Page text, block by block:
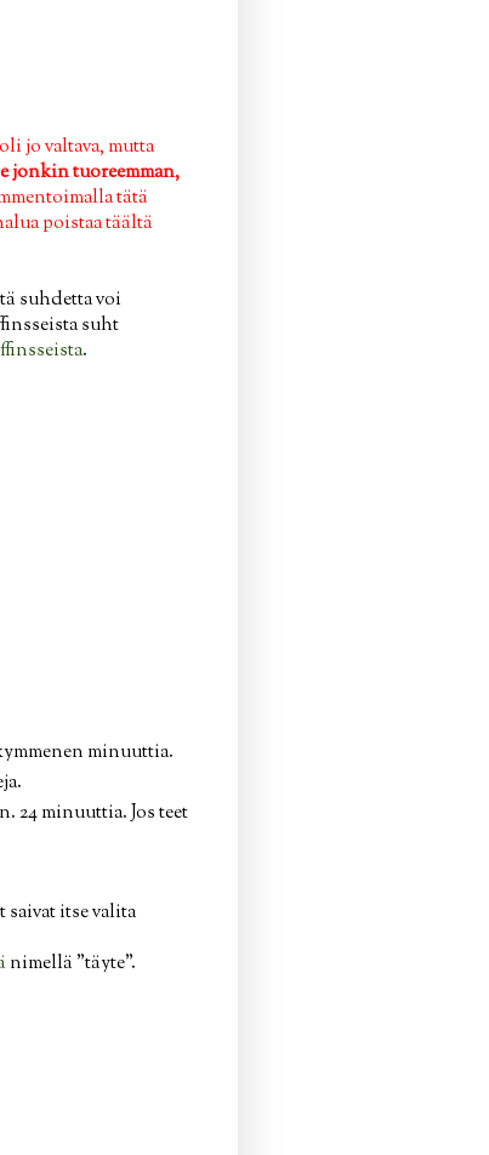
jo valtava, mutta
jonkin tuoreemman,
tätä
poistaa täältä
suhdetta voi
suht
.
minuuttia.
24 minuuttia. Jos teet
itse valita
nimellä "täyte".